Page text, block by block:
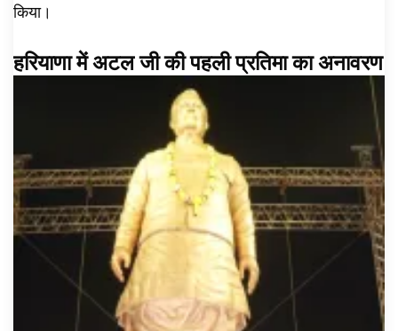
किया।
हरियाणा में अटल जी की पहली प्रतिमा का अनावरण